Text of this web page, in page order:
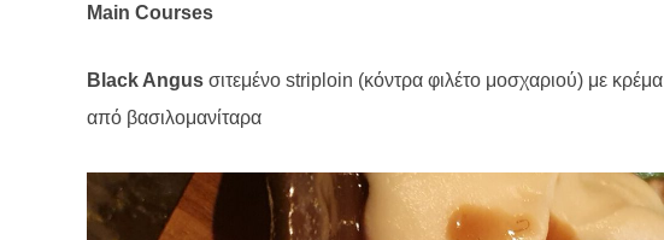
Main Courses
Black Angus σιτεμένο striploin (κόντρα φιλέτο μοσχαριού) με κρέμα
από βασιλομανίταρα